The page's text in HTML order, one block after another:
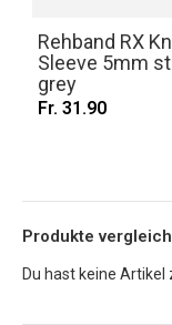
Rehband RX
Sleeve 5mm
grey
Fr. 31.90
Produkte
Du hast keine Artikel